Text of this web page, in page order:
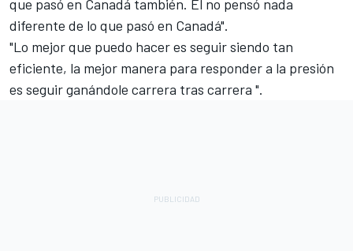
que pasó en Canadá también. Él no pensó nada
diferente de lo que pasó en Canadá".
"Lo mejor que puedo hacer es seguir siendo tan
eficiente, la mejor manera para responder a la presión
es seguir ganándole carrera tras carrera ".